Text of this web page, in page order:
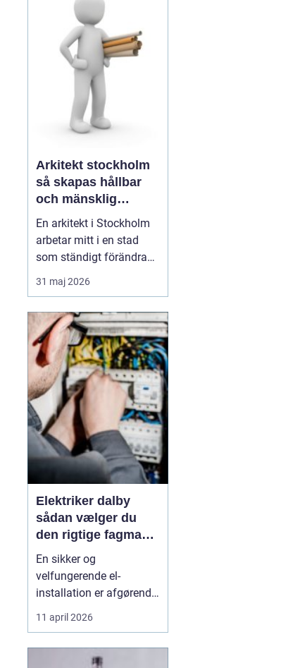
strategi og kultur.
Mange...
Arkitekt stockholm
så skapas hållbar
och mänsklig
arkitektur i
huvudstaden
En arkitekt i Stockholm
arbetar mitt i en stad
som ständigt förändras.
Nya bostadsområden
växer fram, äldre hus får
miljöer formas om för
att möta dagens behov.
Samtidigt ska historia,
hållbarhet och
vardagsliv rymmas inom
sam...
31 maj 2026
Elektriker dalby
sådan vælger du
den rigtige fagmand
til dine el-opgaver
En sikker og
velfungerende el-
installation er afgørende
i både hjem, virksomhed
og institution. Når der
installationer, udskiftes
11 april 2026